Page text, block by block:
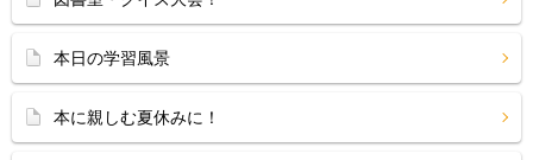
本日の学習風景
本に親しむ夏休みに！